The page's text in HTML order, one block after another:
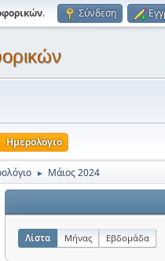
. Σύνδεση
Ημερολόγιο
► Μάιος 2024
Λίστα Μήνας Εβδομάδα